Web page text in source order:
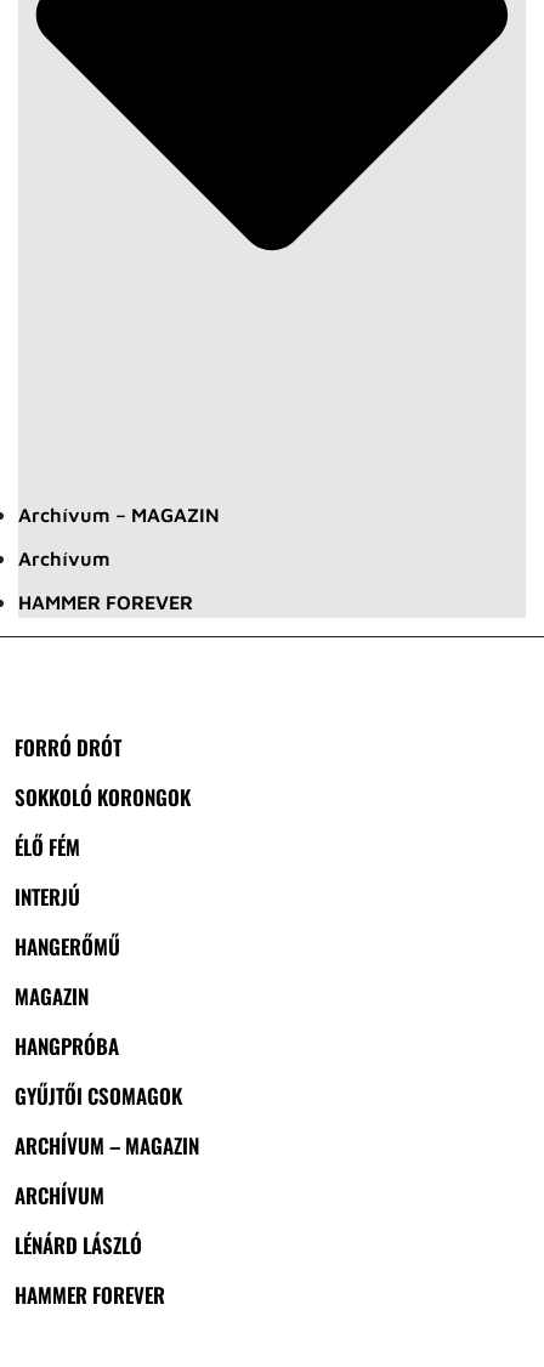
Archívum – MAGAZIN
Archívum
HAMMER FOREVER
FORRÓ DRÓT
SOKKOLÓ KORONGOK
ÉLŐ FÉM
INTERJÚ
HANGERŐMŰ
MAGAZIN
HANGPRÓBA
GYŰJTŐI CSOMAGOK
ARCHÍVUM – MAGAZIN
ARCHÍVUM
LÉNÁRD LÁSZLÓ
HAMMER FOREVER